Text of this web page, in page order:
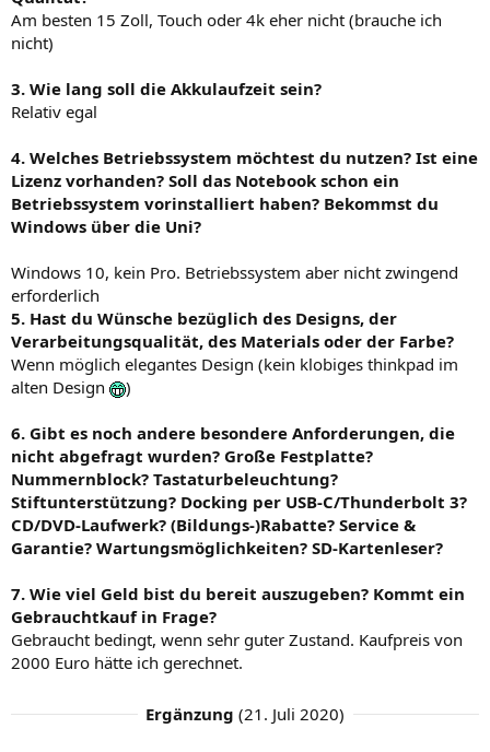
Am besten 15 Zoll, Touch oder 4k eher nicht (brauche ich
nicht)
3. Wie lang soll die Akkulaufzeit sein?
Relativ egal
4. Welches Betriebssystem möchtest du nutzen? Ist eine
Lizenz vorhanden? Soll das Notebook schon ein
Betriebssystem vorinstalliert haben? Bekommst du
Windows über die Uni?
Windows 10, kein Pro. Betriebssystem aber nicht zwingend
erforderlich
5. Hast du Wünsche bezüglich des Designs, der
Verarbeitungsqualität, des Materials oder der Farbe?
Wenn möglich elegantes Design (kein klobiges thinkpad im
alten Design
)
6. Gibt es noch andere besondere Anforderungen, die
nicht abgefragt wurden? Große Festplatte?
Nummernblock? Tastaturbeleuchtung?
Stiftunterstützung? Docking per USB-C/Thunderbolt 3?
CD/DVD-Laufwerk? (Bildungs-)Rabatte? Service &
Garantie? Wartungsmöglichkeiten? SD-Kartenleser?
7. Wie viel Geld bist du bereit auszugeben? Kommt ein
Gebrauchtkauf in Frage?
Gebraucht bedingt, wenn sehr guter Zustand. Kaufpreis von
2000 Euro hätte ich gerechnet.
Ergänzung (21. Juli 2020)